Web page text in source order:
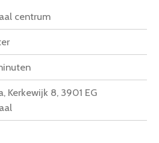
centrum
Kerkewijk 8, 3901 EG